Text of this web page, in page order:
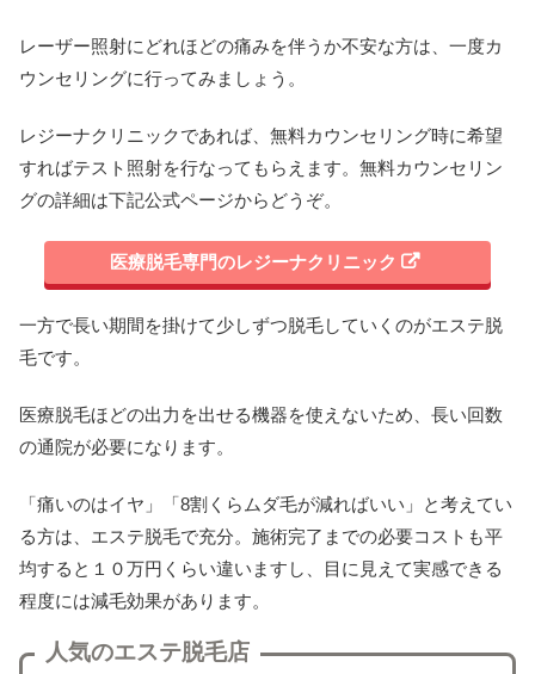
レーザー照射にどれほどの痛みを伴うか不安な方は、一度カ
ウンセリングに行ってみましょう。
レジーナクリニックであれば、無料カウンセリング時に希望
すればテスト照射を行なってもらえます。無料カウンセリン
グの詳細は下記公式ページからどうぞ。
医療脱毛専門のレジーナクリニック
一方で長い期間を掛けて少しずつ脱毛していくのがエステ脱
毛です。
医療脱毛ほどの出力を出せる機器を使えないため、長い回数
の通院が必要になります。
「痛いのはイヤ」「8割くらムダ毛が減ればいい」と考えてい
る方は、エステ脱毛で充分。施術完了までの必要コストも平
均すると１０万円くらい違いますし、目に見えて実感できる
程度には減毛効果があります。
人気のエステ脱毛店